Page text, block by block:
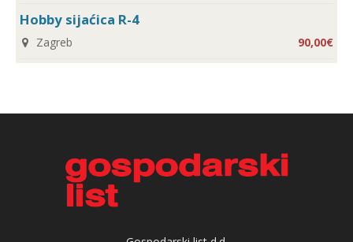
Hobby sijaćica R-4
Zagreb 90,00€